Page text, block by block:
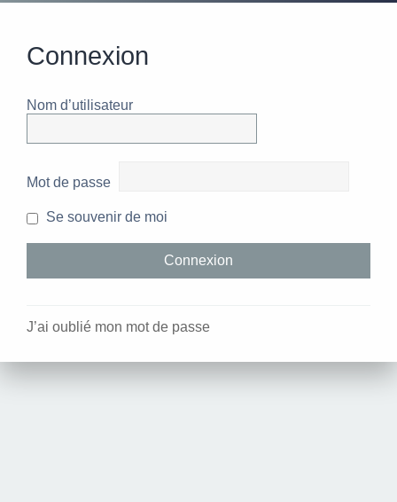
Connexion
Nom d’utilisateur
Mot de passe
Se souvenir de moi
J’ai oublié mon mot de passe